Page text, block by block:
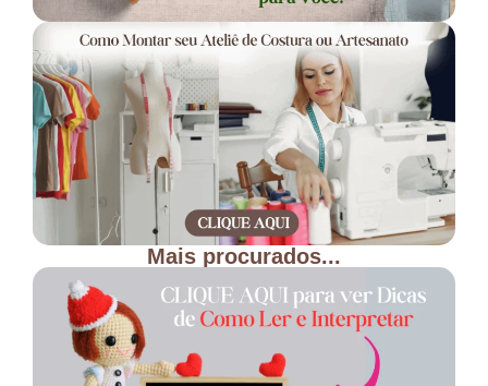
Mais procurados...